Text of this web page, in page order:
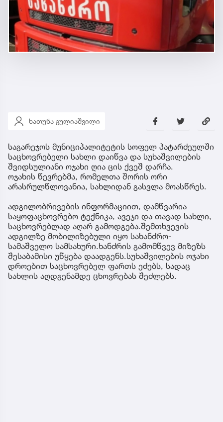
ხათუნა გულიაშვილი
საგარეჯოს მუნიციპალიტეტის სოფელ პატარძეულში
საცხოვრებელი სახლი დაიწვა და სუხაშვილების
შვიდსულიანი ოჯახი ღია ცის ქვეშ დარჩა.
ოჯახის წევრებმა, რომელთა შორის ორი
არასრულწლოვანია, სახლიდან გასვლა მოასწრეს.
ადგილობრივების ინფორმაციით, დამწვარია
საყოფაცხოვრებო ტექნიკა, ავეჯი და თავად სახლი,
საცხოვრებლად აღარ გამოდგება.შემთხვევის
ადგილზე მობილიზებული იყო სახანძრო-
სამაშველო სამსახური.ხანძრის გამომწვევ მიზეზს
შესაბამისი უწყება დაადგენს.სუხაშვილების ოჯახი
დროებით საცხოვრებელ ფართს ეძებს, სადაც
სახლის აღდგენამდე ცხოვრებას შეძლებს.